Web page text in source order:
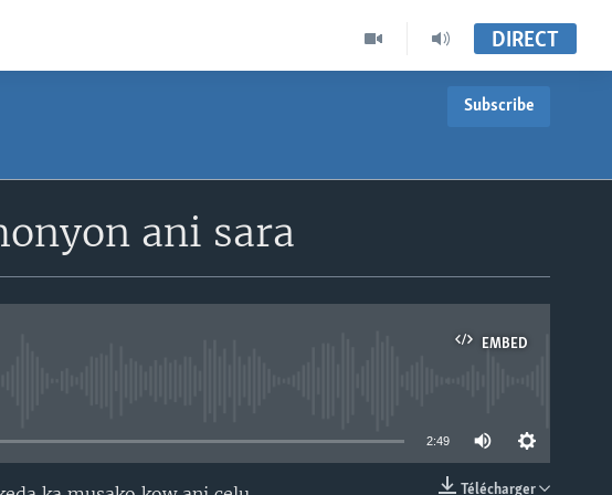
DIRECT
Subscribe
ani sara
EMBED
2:49
Télécharger